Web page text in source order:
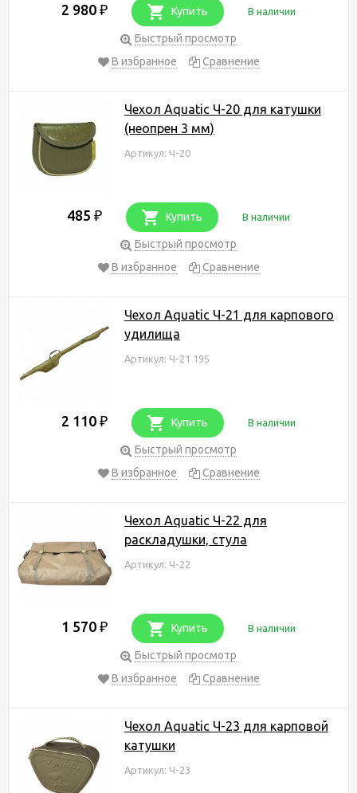
2 980 ₽ Купить В наличии
Быстрый просмотр
В избранное
Сравнение
Чехол Aquatic Ч-20 для катушки
(неопрен 3 мм)
Артикул: Ч-20
485 ₽ Купить В наличии
Быстрый просмотр
В избранное
Сравнение
Чехол Aquatic Ч-21 для карпового
удилища
Артикул: Ч-21 195
2 110 ₽ Купить В наличии
Быстрый просмотр
В избранное
Сравнение
Чехол Aquatic Ч-22 для
раскладушки, стула
Артикул: Ч-22
1 570 ₽ Купить В наличии
Быстрый просмотр
В избранное
Сравнение
Чехол Aquatic Ч-23 для карповой
катушки
Артикул: Ч-23